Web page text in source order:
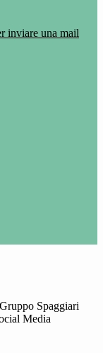
inviare una mail
Spaggiari
Media